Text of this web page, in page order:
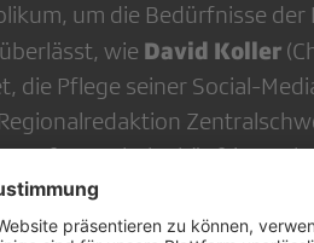
um die Bedürfnisse der
wie David Koller
die Pflege seiner Social-
auf, um Inhalte künftig noch
Portmann
erzählen.